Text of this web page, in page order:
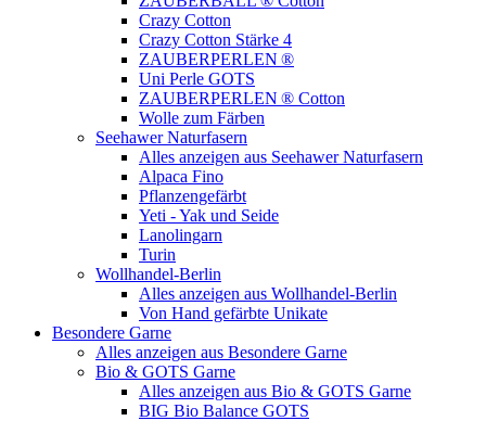
Crazy Cotton
Crazy Cotton Stärke 4
ZAUBERPERLEN ®
Uni Perle GOTS
ZAUBERPERLEN ® Cotton
Wolle zum Färben
Seehawer Naturfasern
Alles anzeigen aus Seehawer Naturfasern
Alpaca Fino
Pflanzengefärbt
Yeti - Yak und Seide
Lanolingarn
Turin
Wollhandel-Berlin
Alles anzeigen aus Wollhandel-Berlin
Von Hand gefärbte Unikate
Besondere Garne
Alles anzeigen aus Besondere Garne
Bio & GOTS Garne
Alles anzeigen aus Bio & GOTS Garne
BIG Bio Balance GOTS